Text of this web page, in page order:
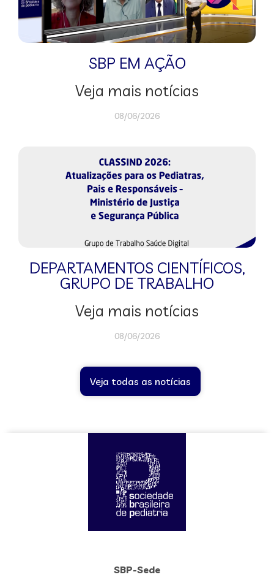
SBP EM AÇÃO
Veja mais notícias
08/06/2026
DEPARTAMENTOS CIENTÍFICOS,
GRUPO DE TRABALHO
Veja mais notícias
08/06/2026
Veja todas as notícias
SBP-Sede